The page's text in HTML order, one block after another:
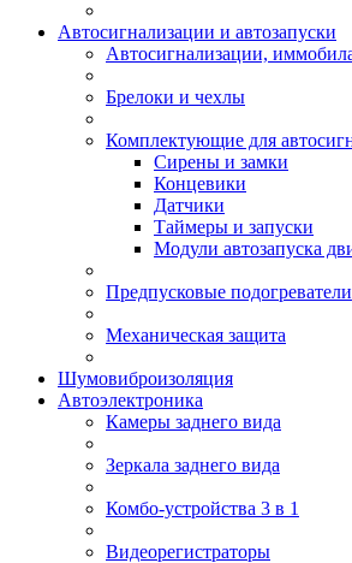
Автосигнализации и автозапуски
Автосигнализации,
Брелоки и чехлы
Комплектующие для
Сирены и замки
Концевики
Датчики
Таймеры и запуски
Модули автозапуска
Предпусковые подогреватели
Механическая защита
Шумовиброизоляция
Автоэлектроника
Камеры заднего вида
Зеркала заднего вида
Комбо-устройства 3 в 1
Видеорегистраторы